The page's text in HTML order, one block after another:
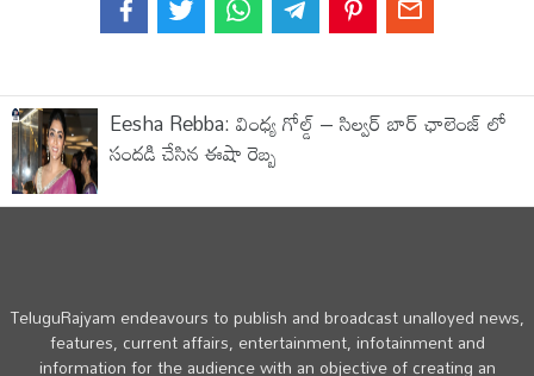
Eesha Rebba: వింధ్య గోల్డ్ – సిల్వర్ బార్ ఛాలెంజ్ లో
సందడి చేసిన ఈషా రెబ్బ
TeluguRajyam endeavours to publish and broadcast unalloyed news,
features, current affairs, entertainment, infotainment and
information for the audience with an objective of creating an